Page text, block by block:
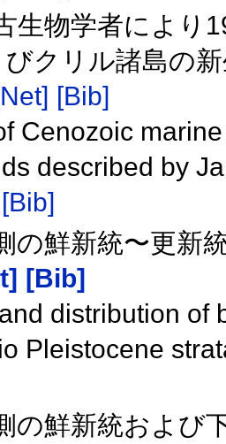
生物学者により
クリル諸島の
[Bib]
Cenozoic
described by
[Bib]
の鮮新統〜更新
[Bib]
distribution of
Pleistocene
の鮮新統および